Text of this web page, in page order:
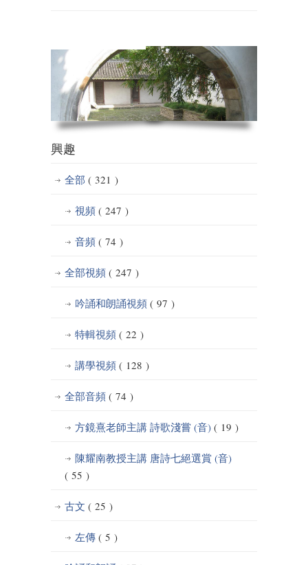
興趣
全部 ( 321 )
視頻 ( 247 )
音頻 ( 74 )
全部視頻 ( 247 )
吟誦和朗誦視頻 ( 97 )
特輯視頻 ( 22 )
講學視頻 ( 128 )
全部音頻 ( 74 )
方鏡熹老師主講 詩歌淺嘗 (音) ( 19 )
陳耀南教授主講 唐詩七絕選賞 (音)
( 55 )
古文 ( 25 )
左傳 ( 5 )